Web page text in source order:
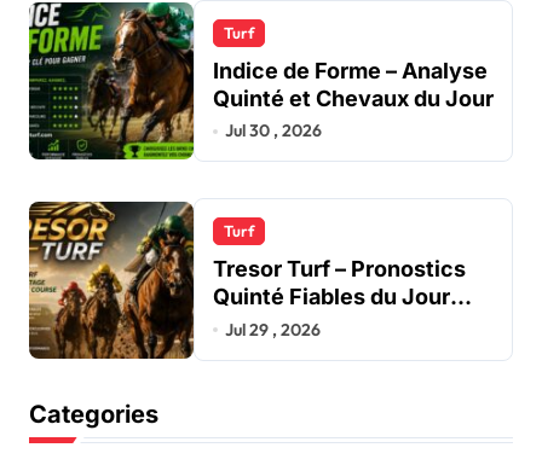
Turf
Indice de Forme – Analyse
Quinté et Chevaux du Jour
Jul 30 , 2026
Turf
Tresor Turf – Pronostics
Quinté Fiables du Jour
PMU
Jul 29 , 2026
Categories